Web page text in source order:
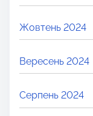
Жовтень 2024
Вересень 2024
Серпень 2024